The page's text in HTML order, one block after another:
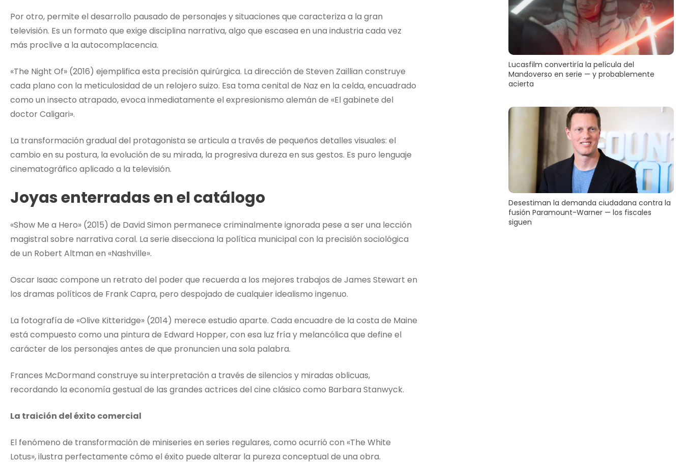
Por otro, permite el desarrollo pausado de personajes y situaciones que caracteriza a la gran
televisión. Es un formato que exige disciplina narrativa, algo que escasea en una industria cada vez
más proclive a la autocomplacencia.
«The Night Of» (2016) ejemplifica esta precisión quirúrgica. La dirección de Steven Zaillian construye
cada plano con la meticulosidad de un relojero suizo. Esa toma cenital de Naz en la celda, encuadrado
como un insecto atrapado, evoca inmediatamente el expresionismo alemán de «El gabinete del
doctor Caligari».
La transformación gradual del protagonista se articula a través de pequeños detalles visuales: el
cambio en su postura, la evolución de su mirada, la progresiva dureza en sus gestos. Es puro lenguaje
cinematográfico aplicado a la televisión.
Joyas enterradas en el catálogo
«Show Me a Hero» (2015) de David Simon permanece criminalmente ignorada pese a ser una lección
magistral sobre narrativa coral. La serie disecciona la política municipal con la precisión sociológica
de un Robert Altman en «Nashville».
Oscar Isaac compone un retrato del poder que recuerda a los mejores trabajos de James Stewart en
los dramas políticos de Frank Capra, pero despojado de cualquier idealismo ingenuo.
La fotografía de «Olive Kitteridge» (2014) merece estudio aparte. Cada encuadre de la costa de Maine
está compuesto como una pintura de Edward Hopper, con esa luz fría y melancólica que define el
carácter de los personajes antes de que pronuncien una sola palabra.
Frances McDormand construye su interpretación a través de silencios y miradas oblicuas,
recordando la economía gestual de las grandes actrices del cine clásico como Barbara Stanwyck.
La traición del éxito comercial
El fenómeno de transformación de miniseries en series regulares, como ocurrió con «The White
Lotus», ilustra perfectamente cómo el éxito puede alterar la pureza conceptual de una obra.
Lucasfilm convertiría la película del
Mandoverso en serie — y probablemente
acierta
Desestiman la demanda ciudadana contra la
fusión Paramount-Warner — los fiscales
siguen